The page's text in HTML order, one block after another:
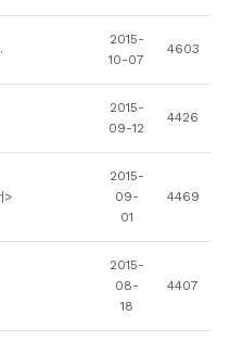
2015-
10-07
4603
2015-
09-12
4426
>
2015-
09-
01
4469
2015-
08-
18
4407